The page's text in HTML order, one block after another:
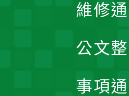
維修
公文
事項